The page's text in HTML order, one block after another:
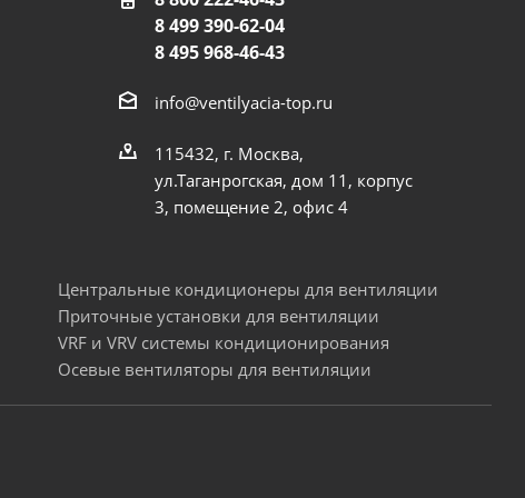
8 499 390-62-04
8 495 968-46-43
info@ventilyacia-top.ru
115432, г. Москва,
ул.Таганрогская, дом 11, корпус
3, помещение 2, офис 4
Центральные кондиционеры для вентиляции
Приточные установки для вентиляции
VRF и VRV системы кондиционирования
Осевые вентиляторы для вентиляции